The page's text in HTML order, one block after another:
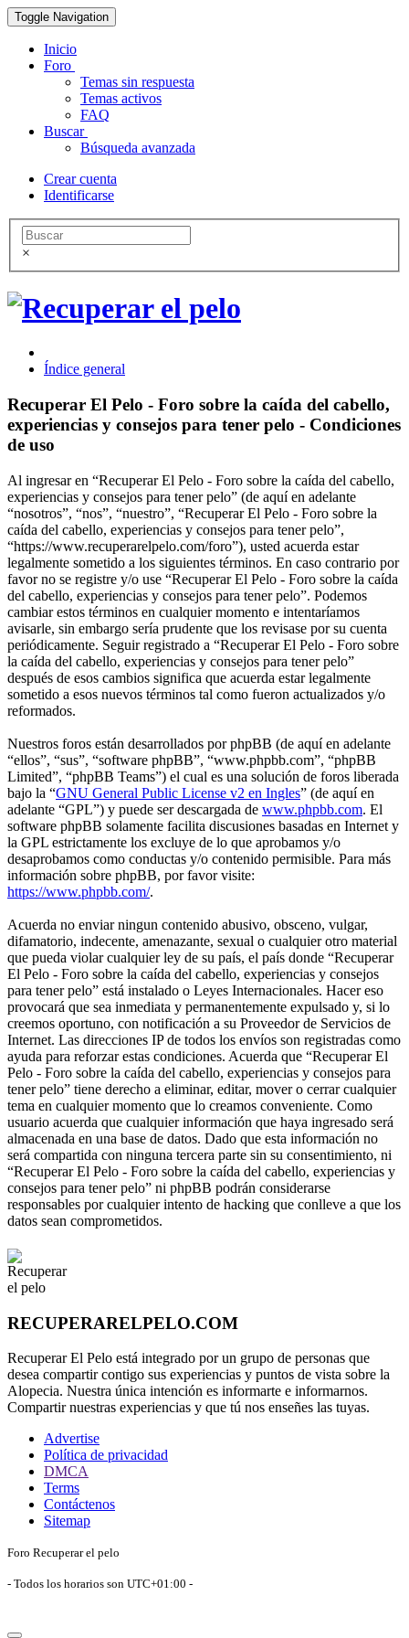
Toggle Navigation
Inicio
Foro
Temas sin respuesta
Temas activos
FAQ
Buscar
Búsqueda avanzada
Crear cuenta
Identificarse
×
Índice general
Recuperar El Pelo - Foro sobre la caída del cabello,
experiencias y consejos para tener pelo - Condiciones
de uso
Al ingresar en “Recuperar El Pelo - Foro sobre la caída del cabello,
experiencias y consejos para tener pelo” (de aquí en adelante
“nosotros”, “nos”, “nuestro”, “Recuperar El Pelo - Foro sobre la
caída del cabello, experiencias y consejos para tener pelo”,
“https://www.recuperarelpelo.com/foro”), usted acuerda estar
legalmente sometido a los siguientes términos. En caso contrario por
favor no se registre y/o use “Recuperar El Pelo - Foro sobre la caída
del cabello, experiencias y consejos para tener pelo”. Podemos
cambiar estos términos en cualquier momento e intentaríamos
avisarle, sin embargo sería prudente que los revisase por su cuenta
periódicamente. Seguir registrado a “Recuperar El Pelo - Foro sobre
la caída del cabello, experiencias y consejos para tener pelo”
después de esos cambios significa que acuerda estar legalmente
sometido a esos nuevos términos tal como fueron actualizados y/o
reformados.
Nuestros foros están desarrollados por phpBB (de aquí en adelante
“ellos”, “sus”, “software phpBB”, “www.phpbb.com”, “phpBB
Limited”, “phpBB Teams”) el cual es una solución de foros liberada
bajo la “GNU General Public License v2 en Ingles” (de aquí en
adelante “GPL”) y puede ser descargada de www.phpbb.com. El
software phpBB solamente facilita discusiones basadas en Internet y
la GPL estrictamente los excluye de lo que aprobamos y/o
desaprobamos como conductas y/o contenido permisible. Para más
información sobre phpBB, por favor visite:
https://www.phpbb.com/.
Acuerda no enviar ningun contenido abusivo, obsceno, vulgar,
difamatorio, indecente, amenazante, sexual o cualquier otro material
que pueda violar cualquier ley de su país, el país donde “Recuperar
El Pelo - Foro sobre la caída del cabello, experiencias y consejos
para tener pelo” está instalado o Leyes Internacionales. Hacer eso
provocará que sea inmediata y permanentemente expulsado y, si lo
creemos oportuno, con notificación a su Proveedor de Servicios de
Internet. Las direcciones IP de todos los envíos son registradas como
ayuda para reforzar estas condiciones. Acuerda que “Recuperar El
Pelo - Foro sobre la caída del cabello, experiencias y consejos para
tener pelo” tiene derecho a eliminar, editar, mover o cerrar cualquier
tema en cualquier momento que lo creamos conveniente. Como
usuario acuerda que cualquier información que haya ingresado será
almacenada en una base de datos. Dado que esta información no
será compartida con ninguna tercera parte sin su consentimiento, ni
“Recuperar El Pelo - Foro sobre la caída del cabello, experiencias y
consejos para tener pelo” ni phpBB podrán considerarse
responsables por cualquier intento de hacking que conlleve a que los
datos sean comprometidos.
RECUPERARELPELO.COM
Recuperar El Pelo está integrado por un grupo de personas que
desea compartir contigo sus experiencias y puntos de vista sobre la
Alopecia. Nuestra única intención es informarte e informarnos.
Compartir nuestras experiencias y que tú nos enseñes las tuyas.
Advertise
Política de privacidad
DMCA
Terms
Contáctenos
Sitemap
Foro Recuperar el pelo
- Todos los horarios son UTC+01:00 -